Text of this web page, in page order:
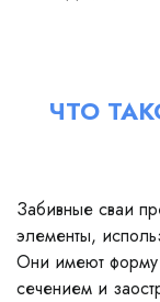
ЧТО
Забивные сваи
элементы,
Они имеют форму
сечением и